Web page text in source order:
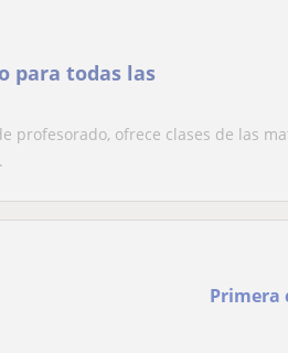
para todas las
profesorado, ofrece clases de las
Primera